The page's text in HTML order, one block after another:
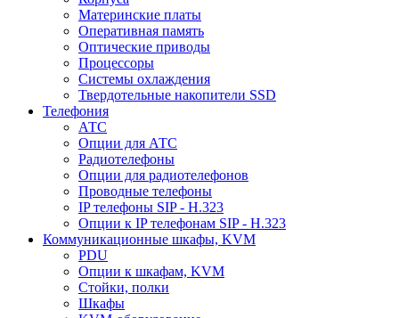
Материнские платы
Оперативная память
Оптические приводы
Процессоры
Системы охлаждения
Твердотельные накопители SSD
Телефония
АТС
Опции для АТС
Радиотелефоны
Опции для радиотелефонов
Проводные телефоны
IP телефоны SIP - H.323
Опции к IP телефонам SIP - H.323
Коммуникационные шкафы, KVM
PDU
Опции к шкафам, KVM
Стойки, полки
Шкафы